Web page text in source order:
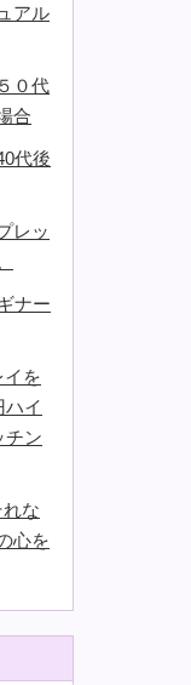
アル
０代
合
代後
レッ
ナー
イを
ハイ
チン
な
心を